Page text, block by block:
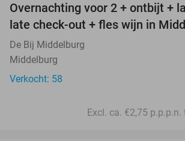
Overnachting voor 2 + ontbijt +
late check-out + fles wijn in
De Bij Middelburg
Middelburg
Verkocht: 58
Excl. ca. €2,75